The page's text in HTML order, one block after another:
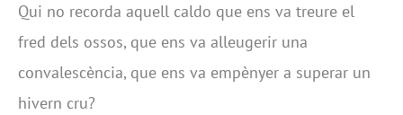
Qui no recorda aquell caldo que ens va treure el
fred dels ossos, que ens va alleugerir una
convalescència, que ens va empènyer a superar un
hivern cru?